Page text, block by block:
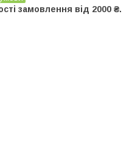
замовлення від 2000 ₴.